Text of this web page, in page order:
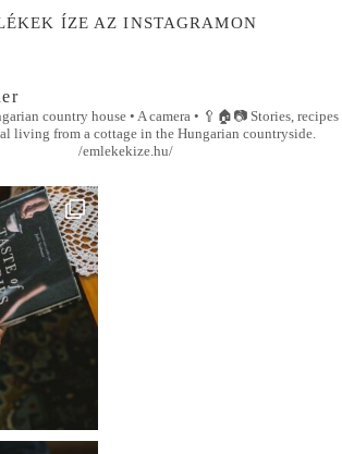
ÍZE AZ INSTAGRAMON
country house • A camera • 🥄🏠📷Stories, recipes
living from a cottage in the Hungarian countryside.
/emlekekize.hu/